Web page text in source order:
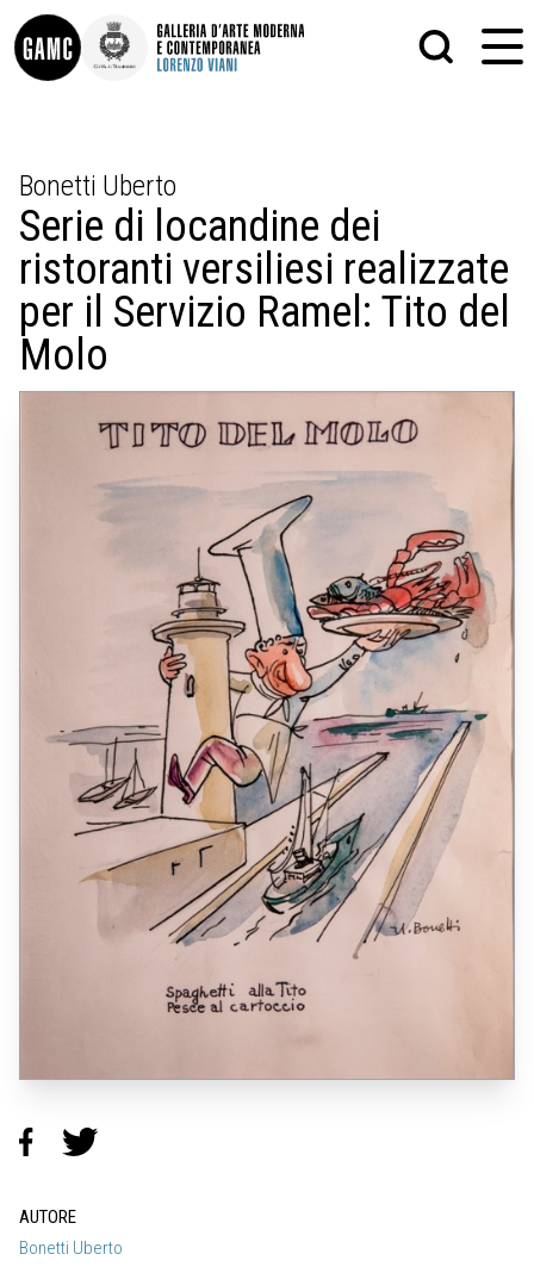
CONTATTI
DIDATTICA
SHOP
LE COLLEZIONI
GLI AUTORI
LORENZO VIANI
MOSTRE
PALAZZO DELLE MUSE
SCULTURA
STAMPA
ALTRO
MATRICI XILOGRAFICHE
FOTOGRAFIA
Bonetti Uberto
Serie di locandine dei
ristoranti versiliesi realizzate
per il Servizio Ramel: Tito del
Molo
AUTORE
Bonetti Uberto